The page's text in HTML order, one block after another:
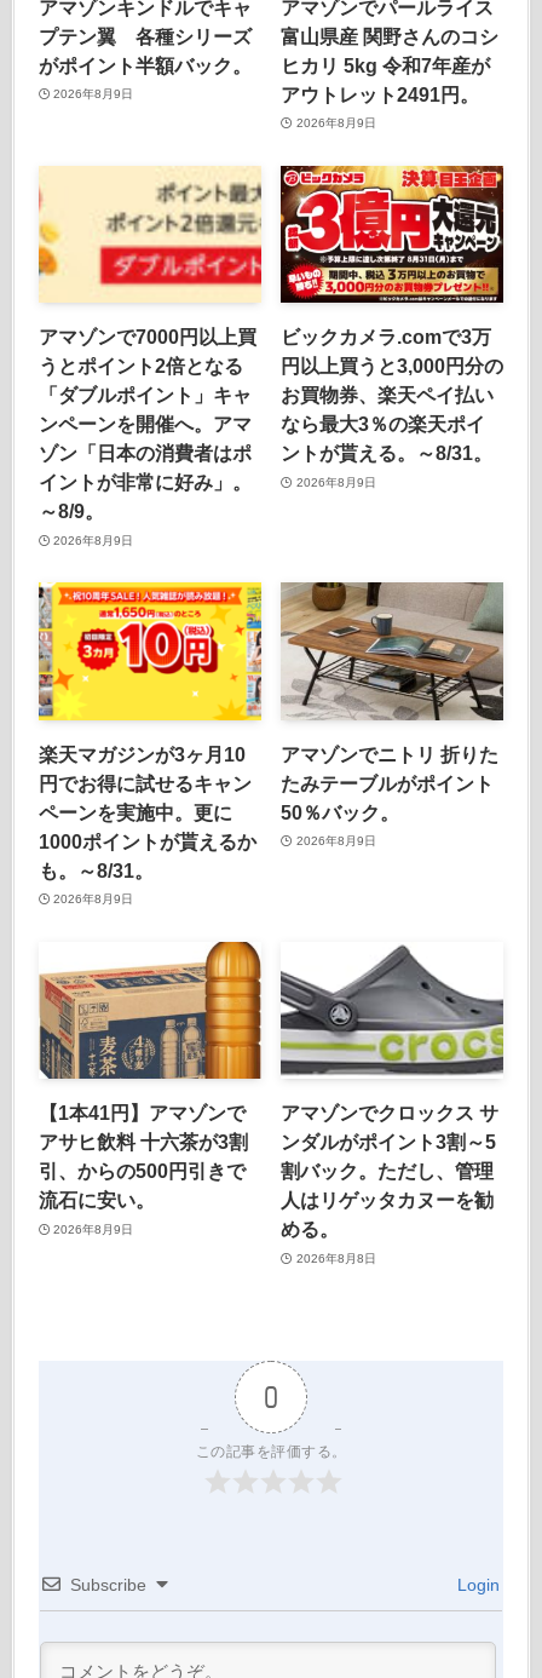
アマゾンキンドルでキャ
プテン翼 各種シリーズ
がポイント半額バック。
2026年8月9日
アマゾンでパールライス
富山県産 関野さんのコシ
ヒカリ 5kg 令和7年産が
アウトレット2491円。
2026年8月9日
アマゾンで7000円以上買
うとポイント2倍となる
「ダブルポイント」キャ
ンペーンを開催へ。アマ
ゾン「日本の消費者はポ
イントが非常に好み」。
～8/9。
2026年8月9日
ビックカメラ.comで3万
円以上買うと3,000円分の
お買物券、楽天ペイ払い
なら最大3％の楽天ポイ
ントが貰える。～8/31。
2026年8月9日
楽天マガジンが3ヶ月10
円でお得に試せるキャン
ペーンを実施中。更に
1000ポイントが貰えるか
も。～8/31。
2026年8月9日
アマゾンでニトリ 折りた
たみテーブルがポイント
50％バック。
2026年8月9日
【1本41円】アマゾンで
アサヒ飲料 十六茶が3割
引、からの500円引きで
流石に安い。
2026年8月9日
アマゾンでクロックス サ
ンダルがポイント3割～5
割バック。ただし、管理
人はリゲッタカヌーを勧
める。
2026年8月8日
0
この記事を評価する。
Subscribe Login